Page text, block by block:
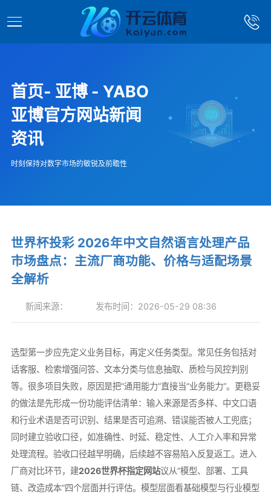
首页- 亚博 - YABO
亚博官方网站新闻
资讯
时刻保持对数字市场的敏锐及前瞻性
世界杯投彩 2026年中文自然语言处理产品
市场盘点：主流厂商功能、价格与适配场景
全解析
新闻来源： 发布时间：2026-05-29 08:36
选型第一步应先定义业务目标，再定义任务类型。常见任务包括对
话客服、检索增强问答、文本分类与信息抽取、质检与风控判别
等。很多项目失败，原因是把“通用能力”直接当“业务能力”。更稳妥
的做法是先形成一份功能评估清单：输入来源是否多样、中文口语
和行业术语是否可识别、结果是否可追溯、错误能否被人工兜底；
同时建立验收口径，如准确性、时延、稳定性、人工介入率和异常
处理流程。验收口径越早明确，后续越不容易陷入反复返工。进入
厂商对比环节，建2026世界杯指定网站议从“模型、部署、工具
链、改造成本”四个层面并行评估。模型层面看基础模型与行业模型